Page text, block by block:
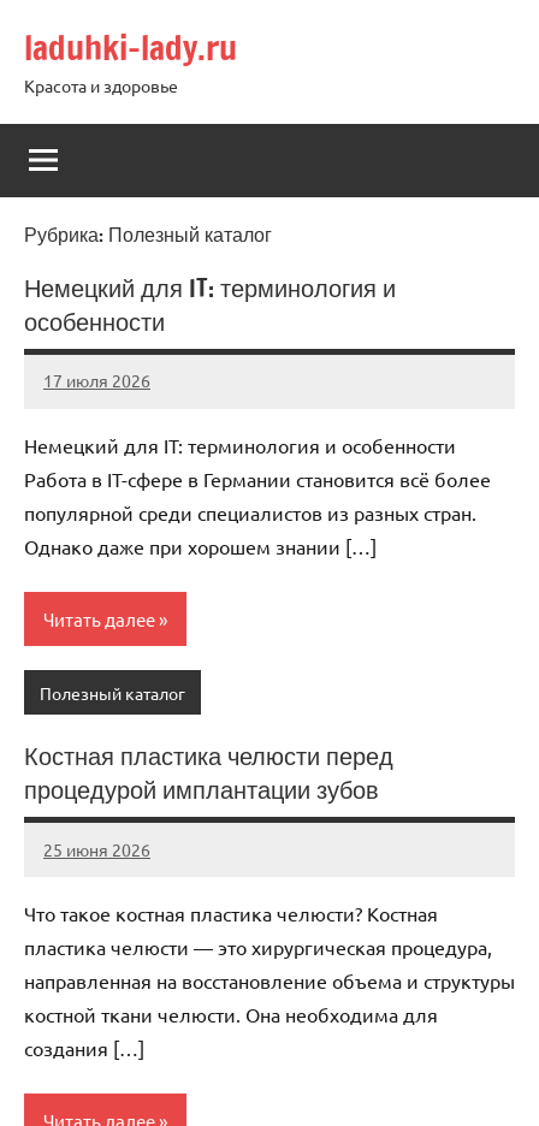
содержимому
laduhki-lady.ru
Красота и здоровье
Рубрика: Полезный каталог
Немецкий для IT: терминология и
особенности
17 июля 2026
Avtor
Нет
Немецкий для IT: терминология и особенности
Работа в IT-сфере в Германии становится всё более
популярной среди специалистов из разных стран.
Однако даже при хорошем знании […]
Читать далее
Полезный каталог
Костная пластика челюсти перед
процедурой имплантации зубов
25 июня 2026
Avtor
Нет
Что такое костная пластика челюсти? Костная
пластика челюсти — это хирургическая процедура,
направленная на восстановление объема и структуры
костной ткани челюсти. Она необходима для
создания […]
Читать далее